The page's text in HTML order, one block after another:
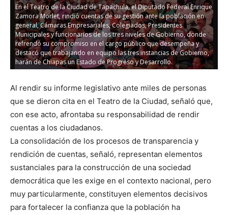
En el Teatro de la Ciudad de Tapachula, el Diputado Federal Enrique
Zamora Morlet, rindió cuentas de su gestión ante la población en
general, Cámaras Empresariales, Colegiados, Presidentes
Municipales y funcionarios de los tres niveles de Gobierno, donde
refrendó su compromiso en el cargo público que desempeña y
destacó que trabajando en equipo las tres instancias de Gobierno,
harán de Chiapas un Estado de Progreso y Desarrollo.
Al rendir su informe legislativo ante miles de personas
que se dieron cita en el Teatro de la Ciudad, señaló que,
con ese acto, afrontaba su responsabilidad de rendir
cuentas a los ciudadanos.
La consolidación de los procesos de transparencia y
rendición de cuentas, señaló, representan elementos
sustanciales para la construcción de una sociedad
democrática que les exige en el contexto nacional, pero
muy particularmente, constituyen elementos decisivos
para fortalecer la confianza que la población ha